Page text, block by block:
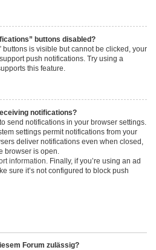
buttons disabled?
buttons is visible but cannot be clicked, your
push notifications. Try using a
this feature.
notifications?
send notifications in your browser settings.
settings permit notifications from your
deliver notifications even when closed,
browser is open.
information. Finally, if you’re using an ad
sure it’s not configured to block push
Forum zulässig?